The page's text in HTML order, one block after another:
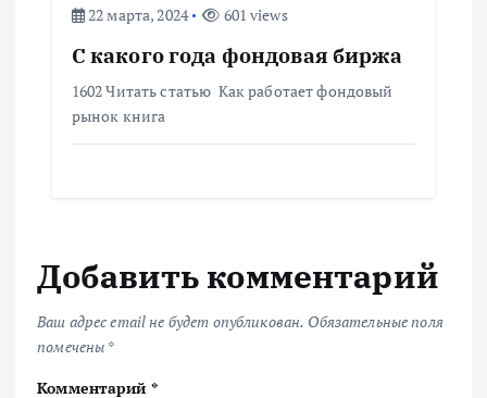
22 марта, 2024
601 views
С какого года фондовая биржа
1602 Читать статью Как работает фондовый
рынок книга
Добавить комментарий
Ваш адрес email не будет опубликован. Обязательные поля
помечены *
Комментарий *